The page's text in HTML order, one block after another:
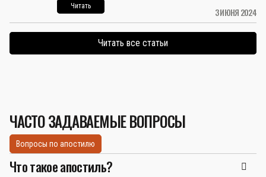
3 ИЮНЯ 2024
Читать
Читать все статьи
ЧАСТО ЗАДАВАЕМЫЕ ВОПРОСЫ
Вопросы по апостилю
Что такое апостиль?